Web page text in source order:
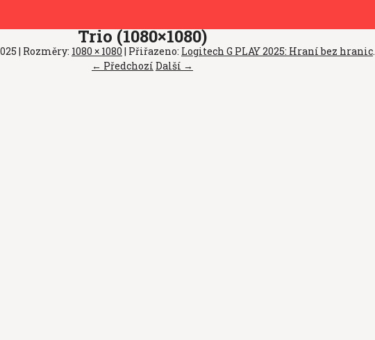
Trio (1080×1080)
| Rozměry: 1080 × 1080| Přiřazeno: Logitech G PLAY 2025: Hraní bez hranic.
← Předchozí Další →